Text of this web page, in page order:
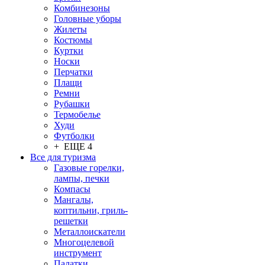
Комбинезоны
Головные уборы
Жилеты
Костюмы
Куртки
Носки
Перчатки
Плащи
Ремни
Рубашки
Термобелье
Худи
Футболки
+ ЕЩЕ 4
Все для туризма
Газовые горелки,
лампы, печки
Компасы
Мангалы,
коптильни, гриль-
решетки
Металлоискатели
Многоцелевой
инструмент